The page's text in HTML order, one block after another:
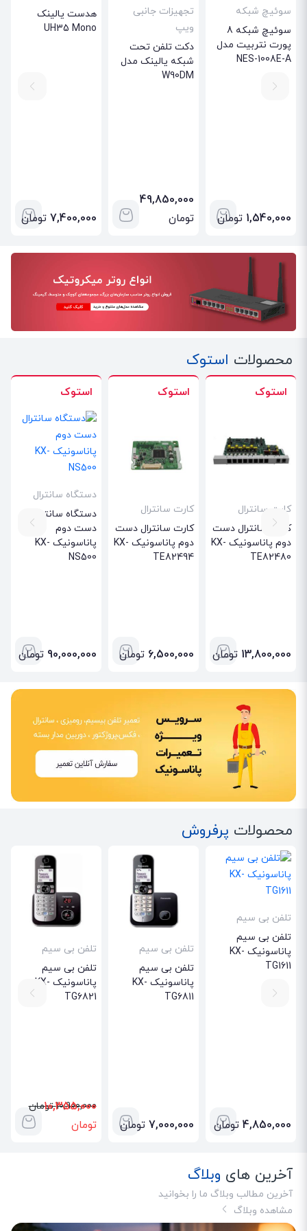
سوئیچ شبکه
سوئیچ شبکه 8
پورت نتربیت مدل
NES-1008E-A
1,540,000 تومان
تجهیزات جانبی
ویپ
دکت تلفن تحت
شبکه یالینک مدل
W90DM
49,850,000
تومان
هدست یالینک
UH35 Mono
7,400,000 تومان
محصولات استوک
استوک
کارت سانترال
کارت سانترال دست
دوم پاناسونیک KX-
TE82480
13,800,000 تومان
استوک
کارت سانترال
کارت سانترال دست
دوم پاناسونیک KX-
TE82494
6,500,000 تومان
استوک
دستگاه سانترال
دستگاه سانترال
دست دوم
پاناسونیک KX-
NS500
90,000,000 تومان
محصولات پرفروش
تلفن بی سیم
تلفن بی سیم
پاناسونیک KX-
TG1611
4,850,000 تومان
تلفن بی سیم
تلفن بی سیم
پاناسونیک KX-
TG6811
7,000,000 تومان
تلفن بی سیم
تلفن بی سیم
پاناسونیک KX-
TG6821
10,900,000 تومان
10,355,000
تومان
آخرین های وبلاگ
آخرین مطالب وبلاگ ما را بخوانید
مشاهده وبلاگ